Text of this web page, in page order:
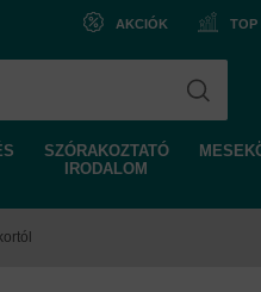
AKCIÓK TOP
SZÓRAKOZTATÓ
IRODALOM